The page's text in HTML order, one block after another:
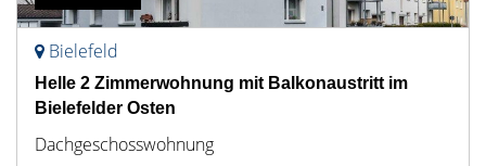
Bielefeld
Helle 2 Zimmerwohnung mit Balkonaustritt im
Bielefelder Osten
Dachgeschosswohnung